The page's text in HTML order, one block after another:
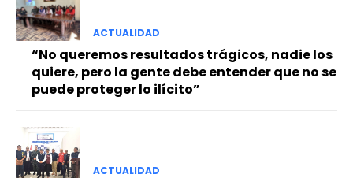
ACTUALIDAD
“No queremos resultados trágicos, nadie los
quiere, pero la gente debe entender que no se
puede proteger lo ilícito”
ACTUALIDAD